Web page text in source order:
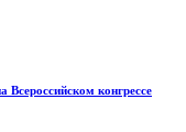
конгрессе